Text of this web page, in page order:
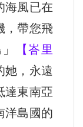
風已在
，帶您飛
【峇里
她，永遠
達東南亞
洋島國的